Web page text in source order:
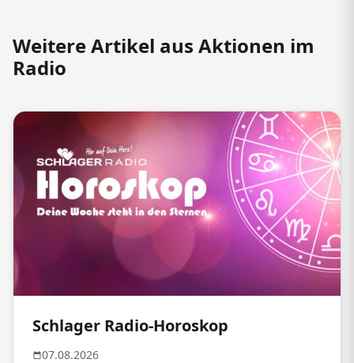
Weitere Artikel aus Aktionen im
Radio
Schlager Radio-Horoskop
07.08.2026